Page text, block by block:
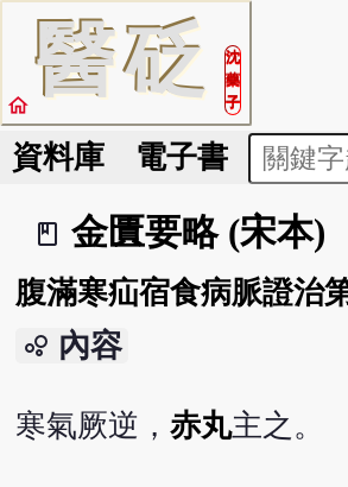
醫砭
沈
藥
子
home
資料庫 電子書
book_2
金匱要略 (宋本)
腹滿寒疝宿食病脈證治
bubble_chart 內容
寒氣厥逆， 赤丸主之。